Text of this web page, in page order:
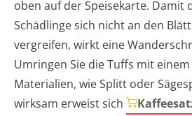
oben auf der Speisekarte. Damit
Schädlinge sich nicht an den
vergreifen, wirkt eine
Umringen Sie die Tuffs mit
Materialien, wie Splitt oder
wirksam erweist sich